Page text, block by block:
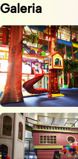
Galeria